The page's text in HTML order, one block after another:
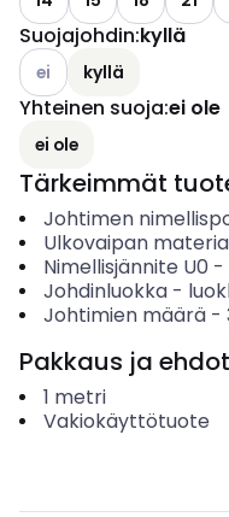
Suojajohdin:kyllä
Katso käytettävissä
ei kyllä
Yhteinen suoja:ei ole
ei ole
Tärkeimmät
Johtimen
Ulkovaipan
Nimellisjännite U0 -
Johdinluokka-
Johtimien määrä-
Pakkaus ja ehdot
1 metri
Vakiokäyttötuote